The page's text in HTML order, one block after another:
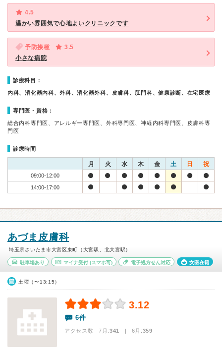
4.5
温かい雰囲気で心地よいクリニックです
予防接種
3.5
小さな病院
診療科目：
内科、消化器内科、外科、消化器外科、皮膚科、肛門科、健康診断、在宅医療
専門医・資格：
総合内科専門医、アレルギー専門医、外科専門医、神経内科専門医、皮膚科専
門医
診療時間
月 火 水 木 金 土 日 祝
09:00-12:00
14:00-17:00
あづま皮膚科
埼玉県さいたま市大宮区東町（大宮駅、北大宮駅）
駐車場あり マイナ受付(スマホ可) 電子処方せん対応 女医在籍
土曜（〜13:15）
3.12
6件
アクセス数 7月:341 | 6月:359